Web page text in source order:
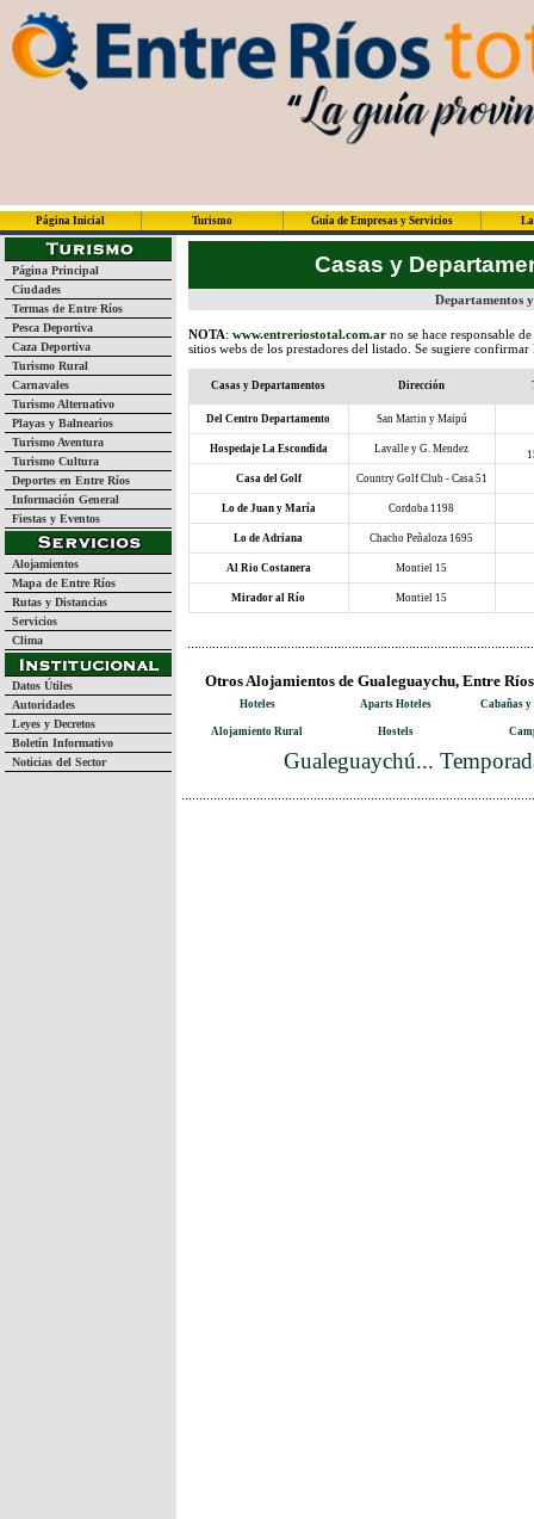
Página Inicial Turismo Guía de Empresas y Servicios
Página Principal
Ciudades
Termas de Entre Ríos
Pesca Deportiva
Caza Deportiva
Turismo Rural
Carnavales
Turismo Alternativo
Playas y Balnearios
Turismo Aventura
Turismo Cultura
Deportes en Entre Ríos
Información General
Fiestas y Eventos
Alojamientos
Mapa de Entre Ríos
Rutas y Distancias
Servicios
Clima
Datos Útiles
Autoridades
Leyes y Decretos
Boletín Informativo
Noticias del Sector
Casas y
Departamentos
NOTA: www.entreriostotal.com.arno se hace responsable
sitios webs de los prestadores del listado. Se sugiere confirmar
Casas y Departamentos Dirección
Del Centro Departamento San Martin y Maipú
Hospedaje La Escondida Lavalle y G. Mendez
Casa del Golf
Country Golf Club - Casa 51
Lo de Juan y María Cordoba 1198
Lo de Adriana Chacho Peñaloza 1695
Al Rio Costanera Montiel 15
Mirador al Río Montiel 15
Otros Alojamientos de Gualeguaychu, Entre Ríos
Hoteles Aparts Hoteles Cabañas
Alojamiento Rural Hostels
Gualeguaychú...